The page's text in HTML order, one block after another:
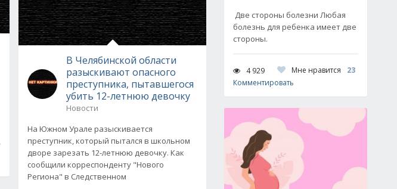
В Челябинской области
разыскивают опасного
преступника, пытавшегося
убить 12-летнюю девочку
Новости
На Южном Урале разыскивается
преступник, который пытался в школьном
дворе зарезать 12-летнюю девочку. Как
сообщили корреспонденту "Нового
Региона" в Следственном
Две стороны болезни Любая
болезнь для ребенка имеет две
стороны.
4 929 Мне нравится
23
Комментировать